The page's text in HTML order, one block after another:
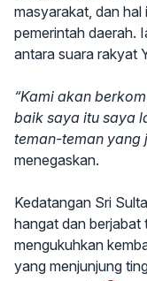
masyarakat, dan hal
pemerintah daerah.
antara suara rakyat
“Kami akan
baik saya itu saya
teman-teman yang
menegaskan.
Kedatangan Sri
hangat dan berjabat
mengukuhkan
yang menjunjung